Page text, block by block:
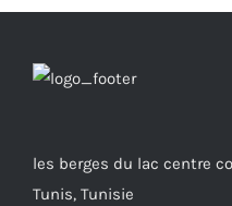
les berges du lac centre
Tunis, Tunisie